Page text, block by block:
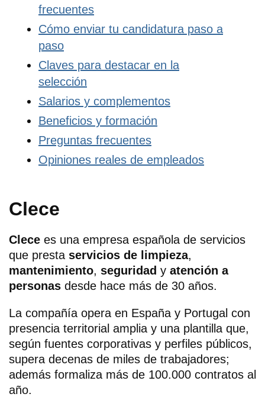
frecuentes
Cómo enviar tu candidatura paso a
paso
Claves para destacar en la
selección
Salarios y complementos
Beneficios y formación
Preguntas frecuentes
Opiniones reales de empleados
Clece
Clece es una empresa española de servicios
que presta servicios de limpieza,
mantenimiento, seguridad y atención a
personas desde hace más de 30 años.
La compañía opera en España y Portugal con
presencia territorial amplia y una plantilla que,
según fuentes corporativas y perfiles públicos,
supera decenas de miles de trabajadores;
además formaliza más de 100.000 contratos al
año.